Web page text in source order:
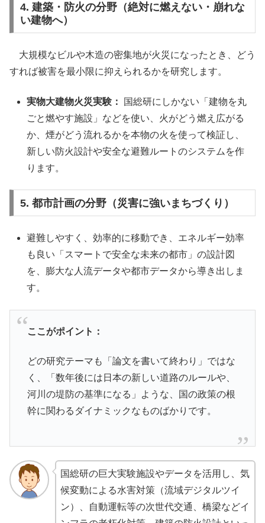
4. 建築・防火の分野（絶対に燃えない・崩れな
い建物へ）
大規模なビルや木造の密集地が火災になったとき、どう
すれば被害を最小限に抑えられるかを研究します。
実物大建物火災実験：
国総研にしかない「建物を丸
ごと燃やす施設」などを使い、火がどう燃え広がる
か、煙がどう流れるかを本物の火を使って検証し、
新しい防火設計や安全な避難ルートのシステムを作
ります。
5. 都市計画の分野（災害に強いまちづくり）
避難しやすく、効率的に移動でき、エネルギー効率
も良い「スマートで安全な未来の都市」の設計図
を、膨大な人流データや都市データから導き出しま
す。
ここがポイント：
どの研究テーマも「論文を書いて終わり」ではな
く、「数年後には日本の新しい道路のルールや、
河川の堤防の基準になる」ような、国の政策の根
幹に関わるダイナミックなものばかりです。
国総研の巨大実験施設やデータを活用し、気
候変動による水害対策（流域デジタルツイ
ン）、自動運転等の次世代交通、橋梁などイ